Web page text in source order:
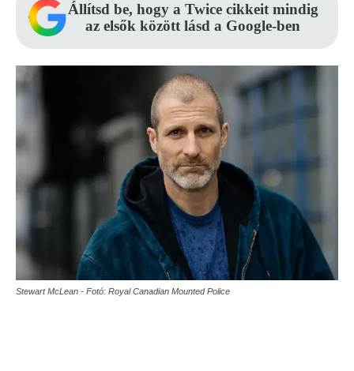
Állítsd be, hogy a Twice cikkeit mindig
az elsők között lásd a Google-ben
Stewart McLean - Fotó: Royal Canadian Mounted Police